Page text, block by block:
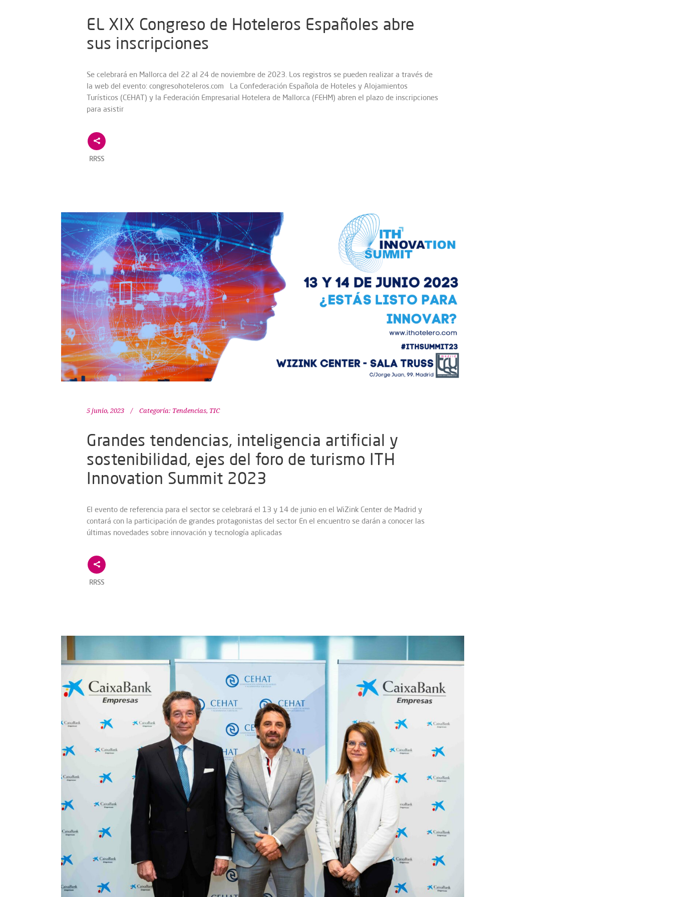
EL XIX Congreso de Hoteleros Españoles abre
sus inscripciones
Se celebrará en Mallorca del 22 al 24 de noviembre de 2023. Los registros se pueden realizar a través de
la web del evento: congresohoteleros.com La Confederación Española de Hoteles y Alojamientos
Turísticos (CEHAT) y la Federación Empresarial Hotelera de Mallorca (FEHM) abren el plazo de inscripciones
para asistir
RRSS
5 junio, 2023 Categoría: Tendencias, TIC
Grandes tendencias, inteligencia artificial y
sostenibilidad, ejes del foro de turismo ITH
Innovation Summit 2023
El evento de referencia para el sector se celebrará el 13 y 14 de junio en el WiZink Center de Madrid y
contará con la participación de grandes protagonistas del sector En el encuentro se darán a conocer las
últimas novedades sobre innovación y tecnología aplicadas
RRSS